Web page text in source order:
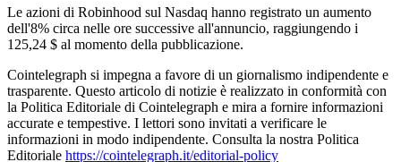
Le azioni di Robinhood sul Nasdaq hanno registrato un aumento
dell'8% circa nelle ore successive all'annuncio, raggiungendo i
125,24 $ al momento della pubblicazione.
Cointelegraph si impegna a favore di un giornalismo indipendente e
trasparente. Questo articolo di notizie è realizzato in conformità con
la Politica Editoriale di Cointelegraph e mira a fornire informazioni
accurate e tempestive. I lettori sono invitati a verificare le
informazioni in modo indipendente. Consulta la nostra Politica
Editoriale https://cointelegraph.it/editorial-policy